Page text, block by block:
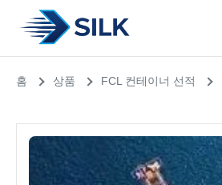
홈 상품 FCL 컨테이너 선적